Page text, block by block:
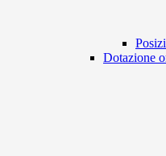
Dotazione